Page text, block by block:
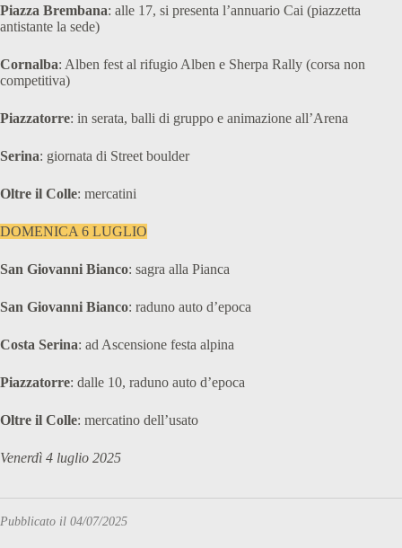
Piazza Brembana: alle 17, si presenta l’annuario Cai (piazzetta
antistante la sede)
Cornalba: Alben fest al rifugio Alben e Sherpa Rally (corsa non
competitiva)
Piazzatorre: in serata, balli di gruppo e animazione all’Arena
Serina: giornata di Street boulder
Oltre il Colle: mercatini
DOMENICA 6 LUGLIO
San Giovanni Bianco: sagra alla Pianca
San Giovanni Bianco: raduno auto d’epoca
Costa Serina: ad Ascensione festa alpina
Piazzatorre: dalle 10, raduno auto d’epoca
Oltre il Colle: mercatino dell’usato
Venerdì 4 luglio 2025
Pubblicato il 04/07/2025